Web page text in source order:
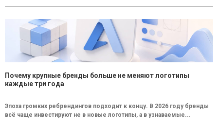
Почему крупные бренды больше не меняют логотипы
каждые три года
Эпоха громких ребрендингов подходит к концу. В 2026 году бренды
всё чаще инвестируют не в новые логотипы, а в узнаваемые...